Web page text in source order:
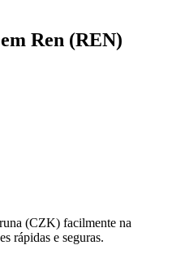
Ren (REN)
(CZK) facilmente na
rápidas e seguras.